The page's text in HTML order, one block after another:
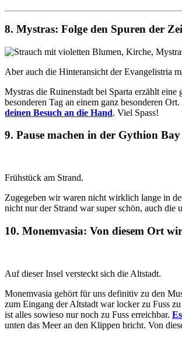
8. Mystras: Folge den Spuren der
Aber auch die Hinteransicht der Evangelistria
Mystras die Ruinenstadt bei Sparta erzählt
besonderen Tag an einem ganz besonderen
deinen Besuch an die Hand. Viel Spass!
9. Pause machen in der Gythion Bay
Frühstück am Strand.
Zugegeben wir waren nicht wirklich lange in
nicht nur der Strand war super schön, auch die
10. Monemvasia: Von diesem Ort
Auf dieser Insel versteckt sich die Altstadt.
Monemvasia gehört für uns definitiv zu den
zum Eingang der Altstadt war locker zu Fuss
ist alles sowieso nur noch zu Fuss erreichbar.
unten das Meer an den Klippen bricht. Von